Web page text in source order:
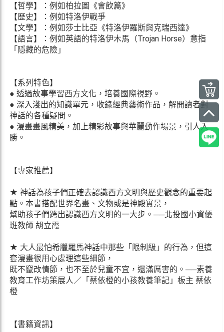
【哲學】：例如柏拉圖《會飲篇》
【歷史】：例如特洛伊戰爭
【文學】：例如莎士比亞《特洛伊羅斯與克瑞西達》
【語言】：例如英語的特洛伊木馬（Trojan Horse）意指
「隱藏的危險」
【系列特色】
● 透過故事學習西方文化，培養國際視野。
● 深入淺出的知識單元，收錄經典藝術作品，解開讀者對
神話的各種疑問。
● 漫畫畫風精美，加上精彩故事與華麗動作場景，引人入
勝。
【專家推薦】
★ 神話為孩子們正確去認識西方文明與歷史觀念的重要起
點。本書搭配世界名畫、文物或是神殿實景，
幫助孩子們跨出認識西方文明的一大步。──北投國小資優
班教師 胡立霞
★ 大人最怕希臘羅馬神話中那些「限制級」的行為，但這
套漫畫很用心處理這些細節，
既不竄改情節，也不至於兒童不宜，還滿厲害的。──素養
教育工作坊策展人／「蔡依橙的小孩教養筆記」板主 蔡依
橙
【書籍資訊】